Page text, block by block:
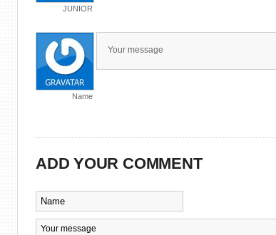
JUNIOR
Name
Your message
ADD YOUR COMMENT